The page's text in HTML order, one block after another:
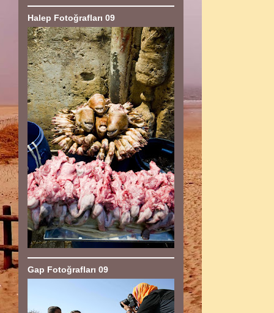
Halep Fotoğrafları 09
Gap Fotoğrafları 09